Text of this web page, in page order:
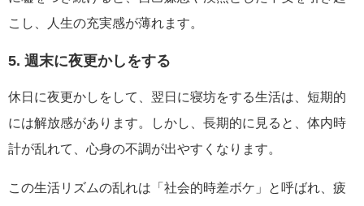
こし、人生の充実感が薄れます。
5. 週末に夜更かしをする
休日に夜更かしをして、翌日に寝坊をする生活は、短期的
には解放感があります。しかし、長期的に見ると、体内時
計が乱れて、心身の不調が出やすくなります。
この生活リズムの乱れは「社会的時差ボケ」と呼ばれ、疲